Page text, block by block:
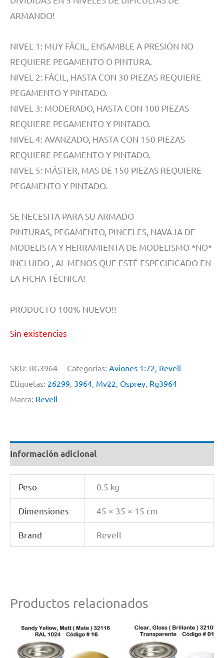
ARMANDO!
NIVEL 1: MUY FÁCIL, ENSAMBLE A PRESIÓN NO
REQUIERE PEGAMENTO O PINTURA.
NIVEL 2: FÁCIL, HASTA CON 30 PIEZAS REQUIERE
PEGAMENTO Y PINTADO.
NIVEL 3: MODERADO, HASTA CON 100 PIEZAS
REQUIERE PEGAMENTO Y PINTADO.
NIVEL 4: AVANZADO, HASTA CON 150 PIEZAS
REQUIERE PEGAMENTO Y PINTADO.
NIVEL 5: MÁSTER, MAS DE 150 PIEZAS REQUIERE
PEGAMENTO Y PINTADO.
SE NECESITA PARA SU ARMADO
PINTURAS, PEGAMENTO, PINCELES, NAVAJA DE
MODELISTA Y HERRAMIENTA DE MODELISMO *NO*
INCLUIDO , AL MENOS QUE ESTÉ ESPECIFICADO EN
LA FICHA TÉCNICA!
PRODUCTO 100% NUEVO!!
Sin existencias
SKU: RG3964 Categorías: Aviones 1:72, Revell
Etiquetas: 26299, 3964, Mv22, Osprey, Rg3964
Marca: Revell
Información adicional
Peso 0.5 kg
Dimensiones 45 × 35 × 15 cm
Brand Revell
Productos relacionados